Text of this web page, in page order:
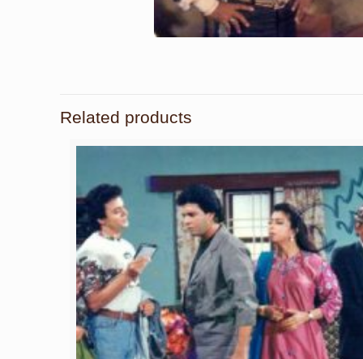
Related products